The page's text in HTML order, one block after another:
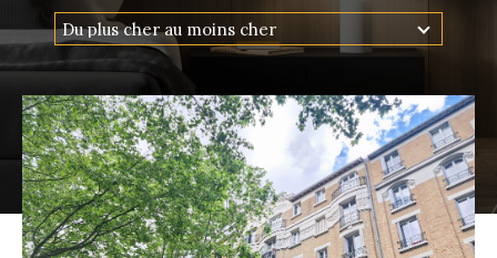
Du plus cher au moins cher
Ville
Budget
Budget
Surface
Surface